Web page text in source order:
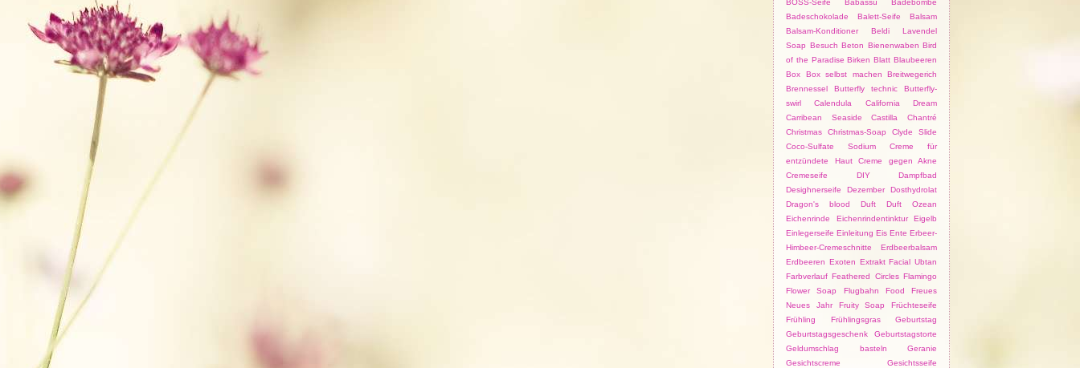
Badeschokolade
Balett-Seife
Balsam
Balsam-Konditioner
Beldi Lavendel
Soap Besuch Beton Bienenwaben Bird
of the Paradise Birken Blatt Blaubeeren
Box
Box selbst machen
Breitwegerich
Brennessel
Butterfly technic
Butterfly-
swirl
Calendula
California Dream
Carribean Seaside
Castilla
Chantré
Christmas
Christmas-Soap
Clyde Slide
Coco-Sulfate Sodium
Creme für
entzündete Haut
Creme gegen Akne
Cremeseife
DIY
Dampfbad
Desighnerseife
Dezember
Dosthydrolat
Dragon's blood
Duft
Duft Ozean
Eichenrinde
Eichenrindentinktur
Eigelb
Einlegerseife Einleitung Eis Ente Erbeer-
Himbeer-Cremeschnitte
Erdbeerbalsam
Erdbeeren Exoten Extrakt Facial Ubtan
Farbverlauf Feathered Circles Flamingo
Flower Soap
Flugbahn Food
Freues
Neues Jahr
Fruity Soap
Früchteseife
Frühling
Frühlingsgras
Geburtstag
Geburtstagsgeschenk
Geburtstagstorte
Geldumschlag basteln
Geranie
Gesichtscreme
Gesichtsseife